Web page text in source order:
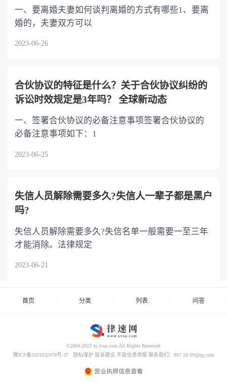
一、要离婚夫妻如何谈判离婚的方式有哪些1、要离
婚的，夫妻双方可以
2023-06-26
合伙协议的特征是什么？关于合伙协议纠纷的
诉讼时效规定是3年吗？ 全球新动态
一、签署合伙协议的必备注意事项签署合伙协议的
必备注意事项如下：1
2023-06-25
失信人员解除需要多久?失信人一辈子都是黑户
吗?
失信人员解除需要多久?失信名单一般需要一至三年
才能消除。法律规定
2023-06-21
首页 分类 列表 问答
©2004-2022 m.lvsu.com All Rights Reserved.
豫ICP备2021032478号-37
隐私保护 投诉建议 不良信息举报 联系我们：897 18 09@qq.com